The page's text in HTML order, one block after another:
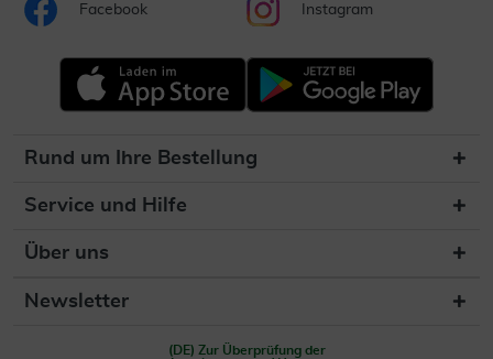
Facebook Instagram
Rund um Ihre Bestellung
Service und Hilfe
Über uns
Newsletter
(DE) Zur Überprüfung der